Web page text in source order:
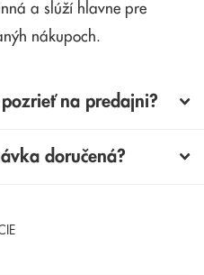
a slúží hlavne pre
nákupoch.
na predajni?
doručená?